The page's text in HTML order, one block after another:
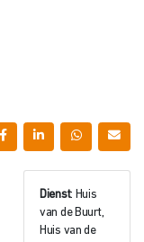
Dienst: Huis
van de Buurt,
Huis van de